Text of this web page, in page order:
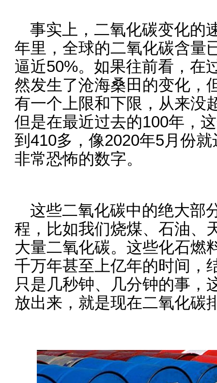
事实上，二氧化碳变化的
年里，全球的二氧化碳含量
逼近50%。如果往前看，在
然发生了沧海桑田的变化，
有一个上限和下限，从来没
但是在最近过去的100年，
到410多，像2020年5月份
非常恐怖的数字。
这些二氧化碳中的绝大部
程，比如我们烧煤、石油、
大量二氧化碳。这些化石燃
千万年甚至上亿年的时间，
只是几秒钟、几分钟的事，
放出来，就是现在二氧化碳